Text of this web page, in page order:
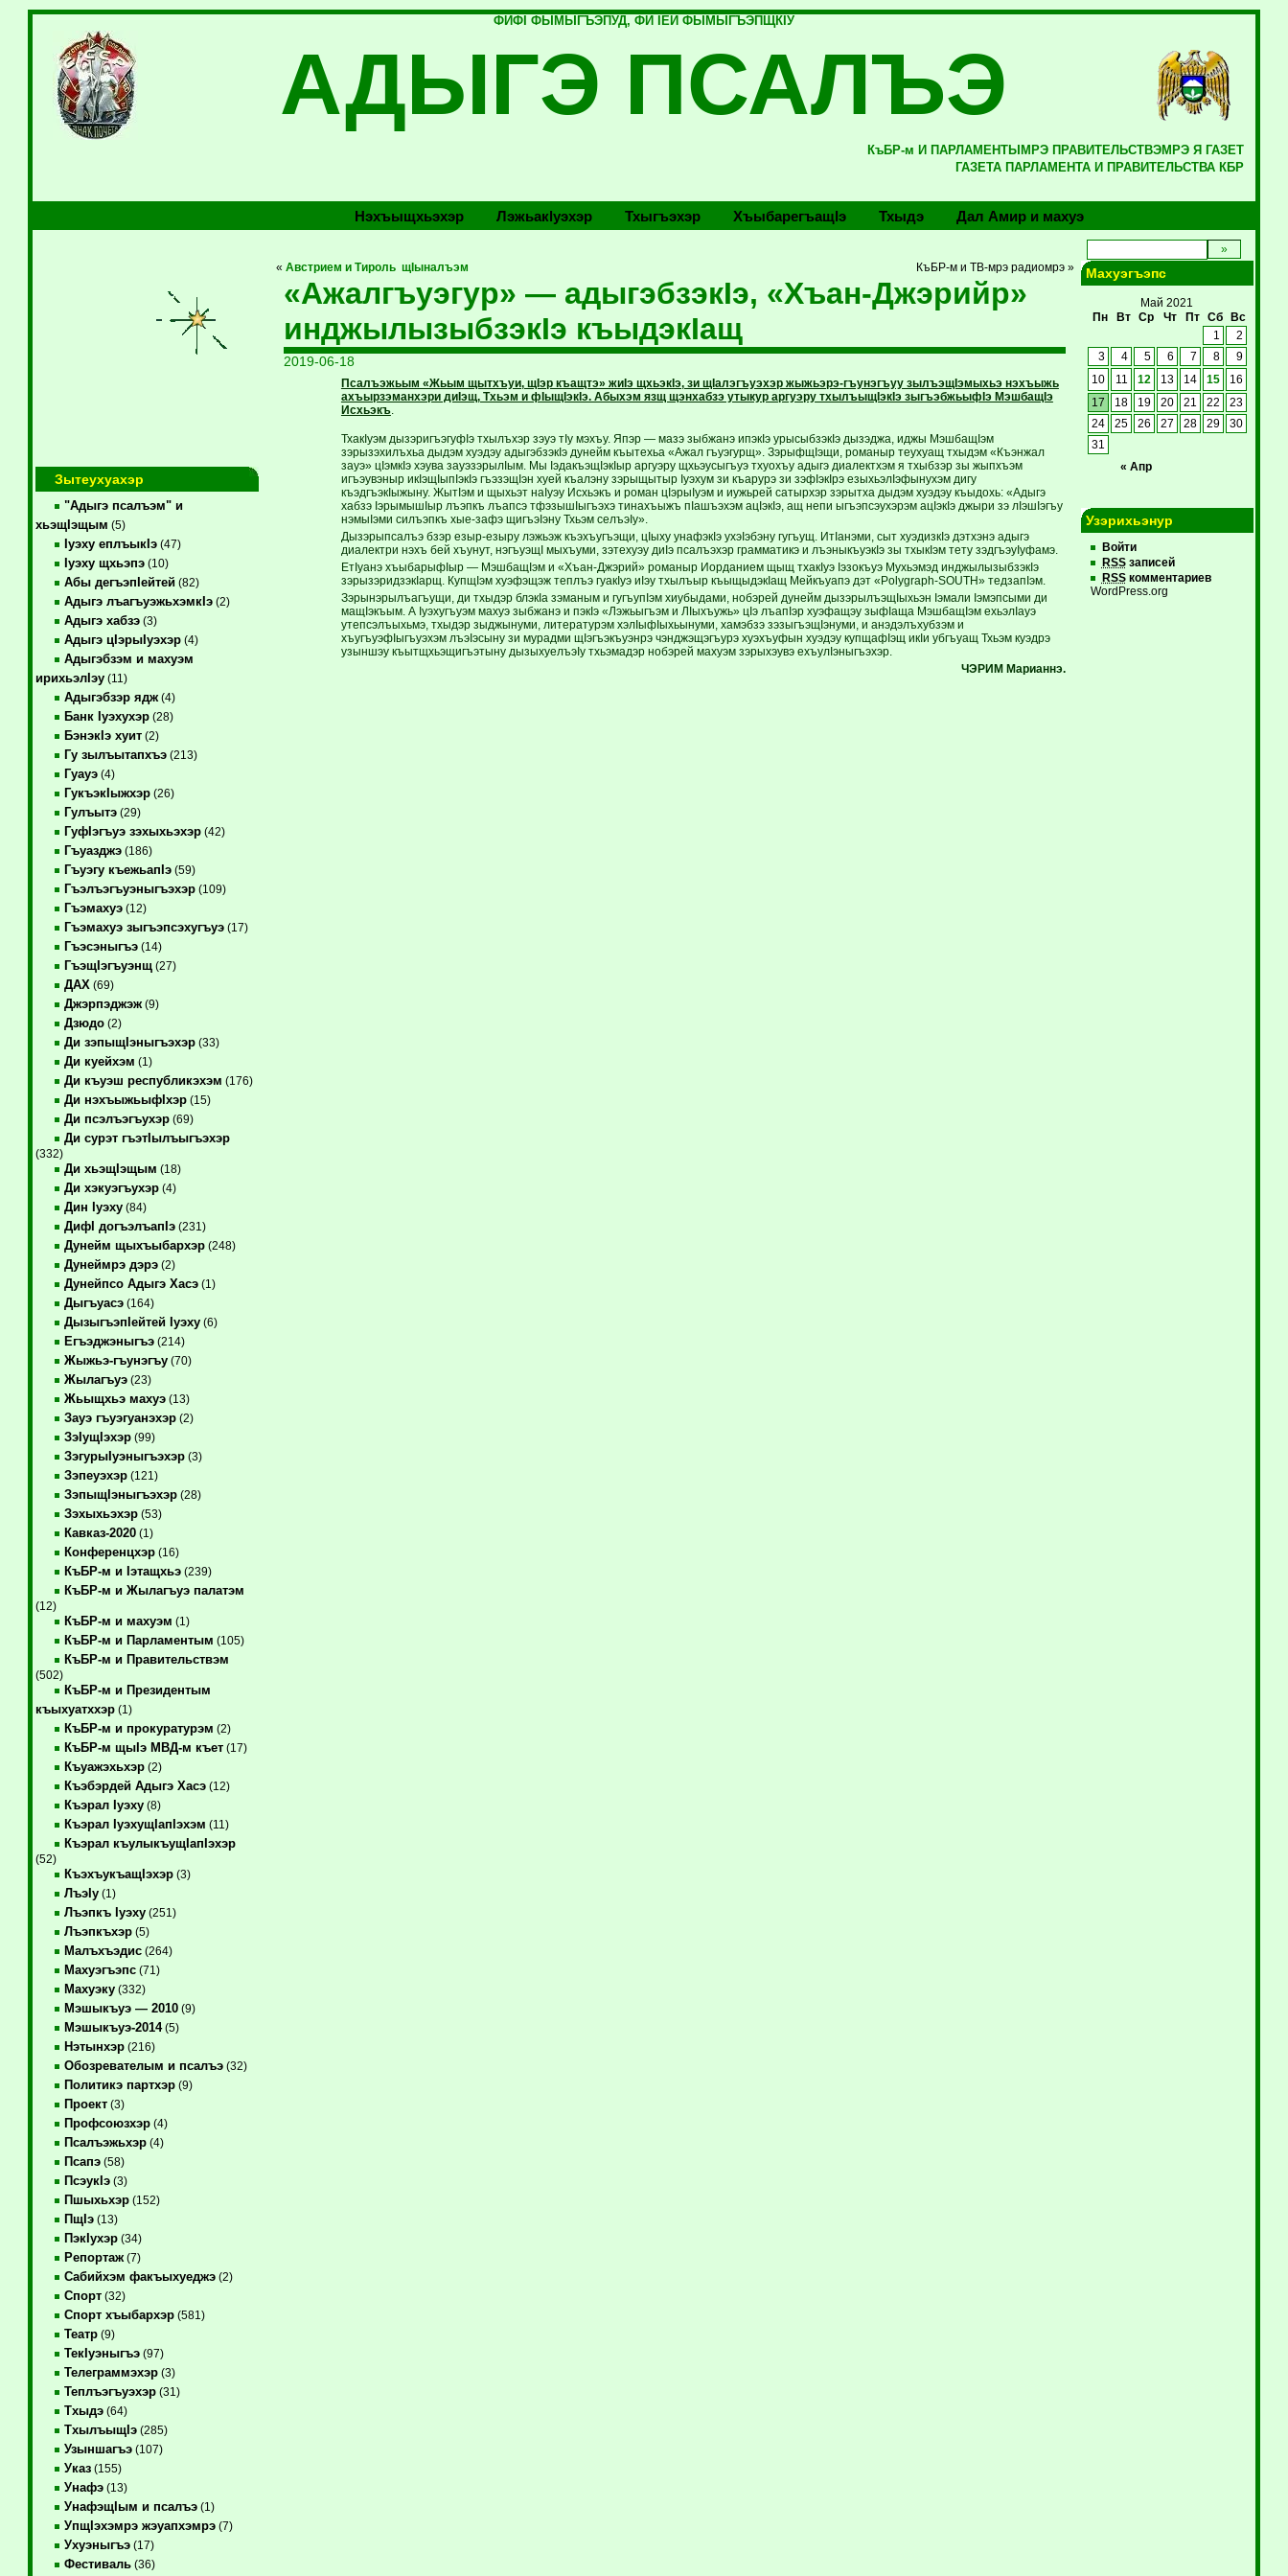
ФИФI ФЫМЫГЪЭПУД, ФИ IЕЙ ФЫМЫГЪЭПЩКIУ
АДЫГЭ ПСАЛЪЭ
КъБР-м И ПАРЛАМЕНТЫМРЭ ПРАВИТЕЛЬСТВЭМРЭ Я ГАЗЕТ
ГАЗЕТА ПАРЛАМЕНТА И ПРАВИТЕЛЬСТВА КБР
Нэхъыщхьэхэр Лэжьакlуэхэр Тхыгъэхэр Хъыбарегъащlэ Тхыдэ Дал Амир и махуэ
Зытеухуахэр
"Адыгэ псалъэм" и
хьэщIэщым (5)
Iуэху еплъыкIэ(47)
Iуэху щхьэпэ(10)
Абы дегъэпIейтей(82)
Адыгэ лъагъуэжьхэмкIэ(2)
Адыгэ хабзэ(3)
Адыгэ цIэрыIуэхэр(4)
Адыгэбзэм и махуэм
ирихьэлIэу(11)
Адыгэбзэр ядж(4)
Банк Iуэхухэр(28)
БэнэкIэ хуит(2)
Гу зылъытапхъэ(213)
Гуауэ(4)
ГукъэкIыжхэр(26)
Гулъытэ(29)
ГуфIэгъуэ зэхыхьэхэр(42)
Гъуазджэ(186)
Гъуэгу къежьапIэ(59)
Гъэлъэгъуэныгъэхэр(109)
Гъэмахуэ(12)
Гъэмахуэ зыгъэпсэхугъуэ(17)
Гъэсэныгъэ(14)
ГъэщIэгъуэнщ(27)
ДАХ (69)
Джэрпэджэж(9)
Дзюдо(2)
Ди зэпыщIэныгъэхэр(33)
Ди куейхэм (1)
Ди къуэш республикэхэм (176)
Ди нэхъыжьыфIхэр(15)
Ди псэлъэгъухэр(69)
Ди сурэт гъэтIылъыгъэхэр
(332)
Ди хьэщIэщым (18)
Ди хэкуэгъухэр(4)
Дин Iуэху(84)
ДифI догъэлъапIэ(231)
Дунейм щыхъыбархэр(248)
Дунеймрэ дэрэ(2)
Дунейпсо Адыгэ Хасэ(1)
Дыгъуасэ(164)
ДызыгъэпIейтей Iуэху(6)
Егъэджэныгъэ(214)
Жыжьэ-гъунэгъу(70)
Жылагъуэ(23)
Жьыщхьэ махуэ(13)
Зауэ гъуэгуанэхэр(2)
ЗэIущIэхэр(99)
ЗэгурыIуэныгъэхэр(3)
Зэпеуэхэр(121)
ЗэпыщIэныгъэхэр(28)
Зэхыхьэхэр(53)
Кавказ-2020(1)
Конференцхэр(16)
КъБР-м и Iэтащхьэ(239)
КъБР-м и Жылагъуэ палатэм
(12)
КъБР-м и махуэм (1)
КъБР-м и Парламентым (105)
КъБР-м и Правительствэм
(502)
КъБР-м и Президентым
къыхуатххэр(1)
КъБР-м и прокуратурэм (2)
КъБР-м щыIэ МВД-м къет(17)
Къуажэхьхэр(2)
Къэбэрдей Адыгэ Хасэ(12)
Къэрал Iуэху(8)
Къэрал IуэхущIапIэхэм (11)
Къэрал къулыкъущIапIэхэр
(52)
КъэхъукъащIэхэр(3)
ЛъэIу(1)
Лъэпкъ Iуэху(251)
Лъэпкъхэр(5)
Малъхъэдис(264)
Махуэгъэпс(71)
Махуэку(332)
Мэшыкъуэ — 2010(9)
Мэшыкъуэ-2014(5)
Нэтынхэр(216)
Обозревателым и псалъэ(32)
Политикэ партхэр(9)
Проект(3)
Профсоюзхэр(4)
Псалъэжьхэр(4)
Псапэ(58)
ПсэукIэ(3)
Пшыхьхэр(152)
ПщIэ(13)
ПэкIухэр(34)
Репортаж(7)
Сабийхэм факъыхуеджэ(2)
Спорт(32)
Спорт хъыбархэр(581)
Театр(9)
ТекIуэныгъэ(97)
Телеграммэхэр(3)
Теплъэгъуэхэр(31)
Тхыдэ(64)
ТхылъыщIэ(285)
Узыншагъэ(107)
Указ(155)
Унафэ(13)
УнафэщIым и псалъэ(1)
УпщIэхэмрэ жэуапхэмрэ(7)
Ухуэныгъэ(17)
Фестиваль(36)
« Австрием и Тироль щIыналъэм КъБР-м и ТВ-мрэ радиомрэ »
«Ажалгъуэгур» — адыгэбзэкIэ, «Хъан-Джэрийр»
инджылызыбзэкIэ къыдэкIащ
2019-06-18
Псалъэжьым «Жьым щытхъуи, щIэр къащтэ» жиIэ щхьэкIэ, зи щIалэгъуэхэр жыжьэрэ-гъунэгъуу зылъэщIэмыхьэ нэхъыжь
ахъырзэманхэри диIэщ, Тхьэм и фIыщIэкIэ. Абыхэм язщ щэнхабзэ утыкур аргуэру тхылъыщIэкIэ зыгъэбжьыфIэ МэшбащIэ
Исхьэкъ.
ТхакIуэм дызэригъэгуфIэ тхылъхэр зэуэ тIу мэхъу. Япэр — мазэ зыбжанэ ипэкIэ урысыбзэкIэ дызэджа, иджы МэшбащIэм
зэрызэхилъхьа дыдэм хуэдэу адыгэбзэкIэ дунейм къытехьа «Ажал гъуэгурщ». ЗэрыфщIэщи, романыр теухуащ тхыдэм «Къэнжал
зауэ» цIэмкIэ хэува зауэзэрылIым. Мы IэдакъэщIэкIыр аргуэру щхьэусыгъуэ тхуохъу адыгэ диалектхэм я тхыбзэр зы жыпхъэм
игъэувэныр икIэщIыпIэкIэ гъэзэщIэн хуей къалэну зэрыщытыр Iуэхум зи къарурэ зи зэфIэкIрэ езыхьэлIэфынухэм дигу
къэдгъэкIыжыну. ЖытIэм и щыхьэт наIуэу Исхьэкъ и роман цIэрыIуэм и иужьрей сатырхэр зэрытха дыдэм хуэдэу къыдохь: «Адыгэ
хабзэ IэрымышIыр лъэпкъ лъапсэ тфэзышIыгъэхэ тинахъыжъ пIашъэхэм ацIэкIэ, ащ непи ыгъэпсэухэрэм ацIэкIэ джыри зэ лIэшIэгъу
нэмыIэми силъэпкъ хые-зафэ щигъэIэну Тхьэм селъэIу».
Дызэрыпсалъэ бзэр езыр-езыру лэжьэж къэхъугъэщи, цIыху унафэкIэ ухэIэбэну гугъущ. ИтIанэми, сыт хуэдизкIэ дэтхэнэ адыгэ
диалектри нэхъ бей хъунут, нэгъуэщI мыхъуми, зэтехуэу диIэ псалъэхэр грамматикэ и лъэныкъуэкIэ зы тхыкIэм тету зэдгъэуIуфамэ.
ЕтIуанэ хъыбарыфIыр — МэшбащIэм и «Хъан-Джэрий» романыр Иорданием щыщ тхакIуэ Iэзокъуэ Мухьэмэд инджылызыбзэкIэ
зэрызэридзэкIарщ. КупщIэм хуэфэщэж теплъэ гуакIуэ иIэу тхылъыр къыщыдэкIащ Мейкъуапэ дэт «Polygraph-SOUTH» тедзапIэм.
Зэрынэрылъагъущи, ди тхыдэр блэкIа зэманым и гугъупIэм хиубыдами, нобэрей дунейм дызэрылъэщIыхьэн Iэмали Iэмэпсыми ди
мащIэкъым. А Iуэхугъуэм махуэ зыбжанэ и пэкIэ «Лэжьыгъэм и ЛIыхъужь» цIэ лъапIэр хуэфащэу зыфIаща МэшбащIэм ехьэлIауэ
утепсэлъыхьмэ, тхыдэр зыджынуми, литературэм хэлIыфIыхьынуми, хамэбзэ зэзыгъэщIэнуми, и анэдэлъхубзэм и
хъугъуэфIыгъуэхэм лъэIэсыну зи мурадми щIэгъэкъуэнрэ чэнджэщэгъурэ хуэхъуфын хуэдэу купщафIэщ икIи убгъуащ Тхьэм куэдрэ
узыншэу къытщхьэщигъэтыну дызыхуелъэIу тхьэмадэр нобэрей махуэм зэрыхэувэ ехъулIэныгъэхэр.
ЧЭРИМ Марианнэ.
Махуэгъэпс
Май 2021
Пн
Вт Ср Чт Пт Сб Вс
« Апр
1
2
3
4 5 6 7 8
9
10
11 12 13 14 15
16
17
18 19 20 21 22
23
24
25 26 27 28 29
30
31
Узэрихьэнур
Войти
RSSзаписей
RSSкомментариев
WordPress.org